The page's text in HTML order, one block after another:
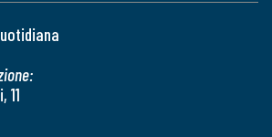
11